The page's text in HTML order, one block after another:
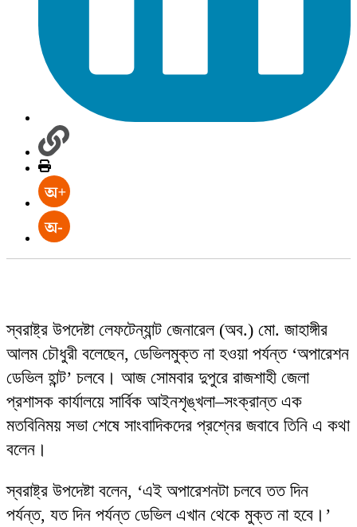
স্বরাষ্ট্র উপদেষ্টা লেফটেন্যান্ট জেনারেল (অব.) মো. জাহাঙ্গীর
আলম চৌধুরী বলেছেন, ডেভিলমুক্ত না হওয়া পর্যন্ত ‘অপারেশন
ডেভিল হান্ট’ চলবে। আজ সোমবার দুপুরে রাজশাহী জেলা
প্রশাসক কার্যালয়ে সার্বিক আইনশৃঙ্খলা–সংক্রান্ত এক
মতবিনিময় সভা শেষে সাংবাদিকদের প্রশ্নের জবাবে তিনি এ কথা
বলেন।
স্বরাষ্ট্র উপদেষ্টা বলেন, ‘এই অপারেশনটা চলবে তত দিন
পর্যন্ত, যত দিন পর্যন্ত ডেভিল এখান থেকে মুক্ত না হবে।’